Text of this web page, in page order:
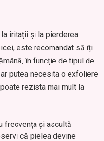
iritații și la pierderea
este recomandat să îți
în funcție de tipul de
putea necesita o exfoliere
rezista mai mult la
frecvența și ascultă
că pielea devine